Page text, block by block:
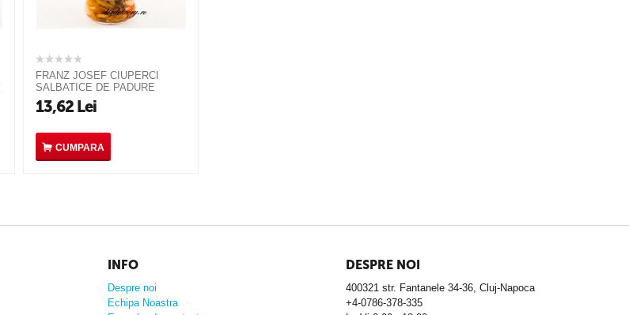
FRANZ JOSEF CIUPERCI
SALBATICE DE PADURE
ASORTATE 314G
13,62 Lei
CUMPARA
INFO
Despre noi
Echipa Noastra
DESPRE NOI
400321 str. Fantanele 34-36, Cluj-Napoca
+4-0786-378-335